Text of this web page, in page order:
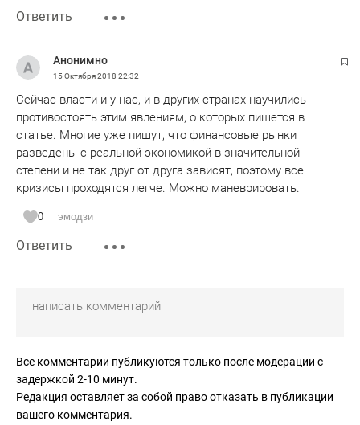
Ответить
Анонимно
15 Октября 2018 22:32
Сейчас власти и у нас, и в других странах научились
противостоять этим явлениям, о которых пишется в
статье. Многие уже пишут, что финансовые рынки
разведены с реальной экономикой в значительной
степени и не так друг от друга зависят, поэтому все
кризисы проходятся легче. Можно маневрировать.
0 эмодзи
Ответить
Все комментарии публикуются только после модерации с
задержкой 2-10 минут.
Редакция оставляет за собой право отказать в публикации
вашего комментария.